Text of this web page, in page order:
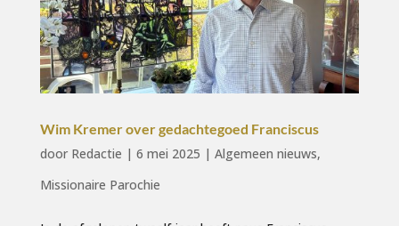
Wim Kremer over gedachtegoed Franciscus
door Redactie | 6 mei 2025 | Algemeen nieuws,
Missionaire Parochie